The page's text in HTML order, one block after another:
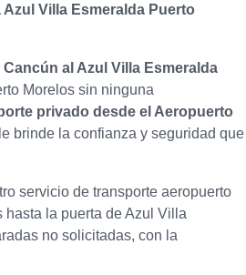
Villa Esmeralda Puerto
al Azul Villa Esmeralda
Morelos sin ninguna
privado desde el Aeropuerto
brinde la confianza y seguridad que
servicio de transporte aeropuerto
la puerta de Azul Villa
no solicitadas, con la